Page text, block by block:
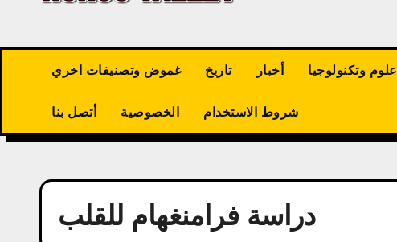
غموض وتصنيفات اخري تاريخ أخبار علوم وتكنولوجيا
أتصل بنا الخصوصية شروط الاستخدام
دراسة فرامنغهام للقلب